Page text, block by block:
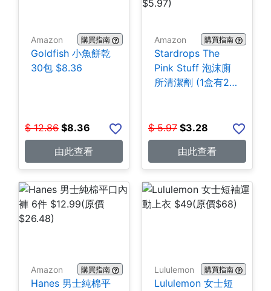
Amazon 購買指南
Goldfish 小魚餅乾
30包 $8.36
$ 12.86 $8.36
由此查看
Amazon 購買指南
Stardrops The
Pink Stuff 泡沫廁
所清潔劑 (1盒有2
$ 5.97 $3.28
由此查看
Amazon 購買指南
Hanes 男士純棉平
Lululemon 購買指南
Lululemon 女士短